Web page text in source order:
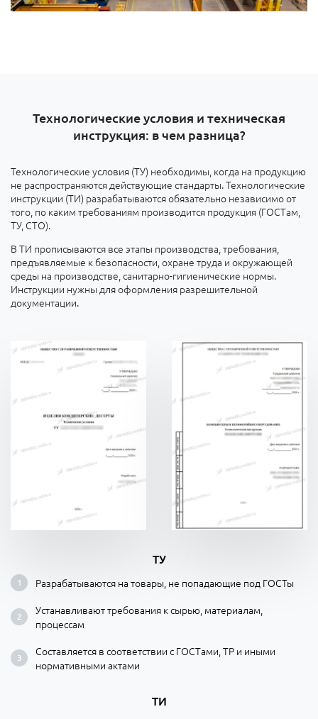
Технологические условия и техническая
инструкция: в чем разница?
Технологические условия (ТУ) необходимы, когда на продукцию
не распространяются действующие стандарты. Технологические
инструкции (ТИ) разрабатываются обязательно независимо от
того, по каким требованиям производится продукция (ГОСТам,
ТУ, СТО).
В ТИ прописываются все этапы производства, требования,
предъявляемые к безопасности, охране труда и окружающей
среды на производстве, санитарно-гигиенические нормы.
Инструкции нужны для оформления разрешительной
документации.
ТУ
Разрабатываются на товары, не попадающие под ГОСТы
Устанавливают требования к сырью, материалам,
процессам
Составляется в соответствии с ГОСТами, ТР и иными
нормативными актами
ТИ